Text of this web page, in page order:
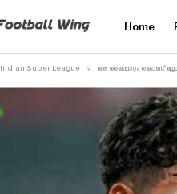
Home
Indian Super League ആ കൈമാറ്റം കൊണ്ട്